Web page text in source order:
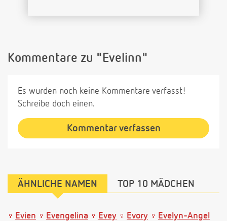
Kommentare zu "Evelinn"
Es wurden noch keine Kommentare verfasst!
Schreibe doch einen.
Kommentar verfassen
ÄHNLICHE NAMEN TOP 10 MÄDCHEN
Evien Evengelina Evey Evory
Evelyn-Angel